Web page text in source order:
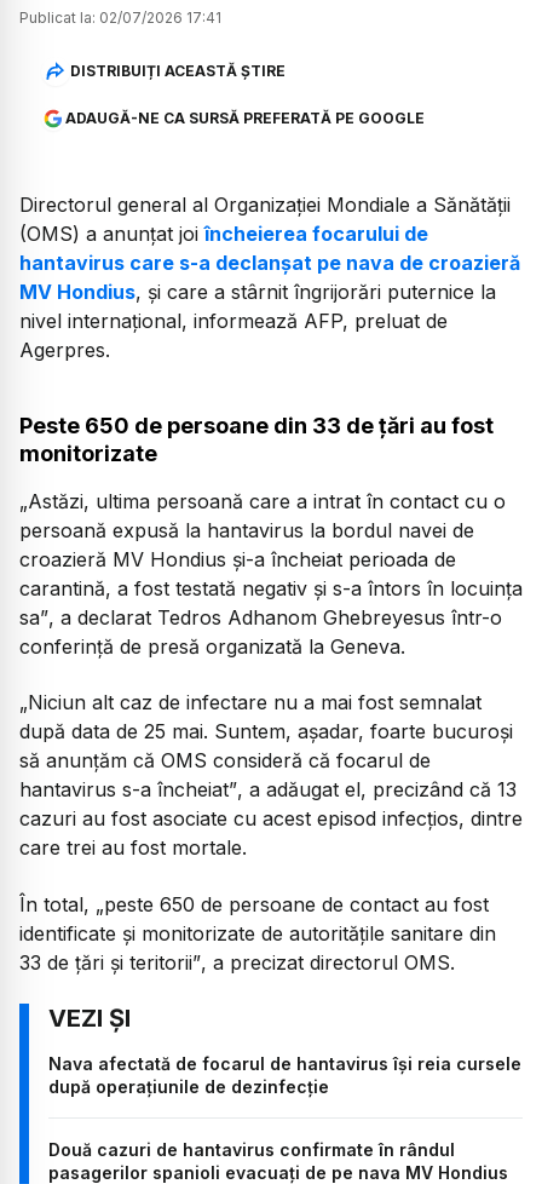
Publicat la: 02/07/2026 17:41
DISTRIBUIȚI ACEASTĂ ȘTIRE
ADAUGĂ-NE CA SURSĂ PREFERATĂ PE GOOGLE
Directorul general al Organizației Mondiale a Sănătății
(OMS) a anunțat joiîncheierea focarului de
hantavirus care s-a declanșat pe nava de croazieră
MV Hondius, și care a stârnit îngrijorări puternice la
nivel internațional, informează AFP, preluat de
Agerpres.
Peste 650 de persoane din 33 de țări au fost
monitorizate
„Astăzi, ultima persoană care a intrat în contact cu o
persoană expusă la hantavirus la bordul navei de
croazieră MV Hondius și-a încheiat perioada de
carantină, a fost testată negativ și s-a întors în locuința
sa”, a declarat Tedros Adhanom Ghebreyesus într-o
conferință de presă organizată la Geneva.
„Niciun alt caz de infectare nu a mai fost semnalat
după data de 25 mai. Suntem, așadar, foarte bucuroși
să anunțăm că OMS consideră că focarul de
hantavirus s-a încheiat”, a adăugat el, precizând că 13
cazuri au fost asociate cu acest episod infecțios, dintre
care trei au fost mortale.
În total, „peste 650 de persoane de contact au fost
identificate și monitorizate de autoritățile sanitare din
33 de țări și teritorii”, a precizat directorul OMS.
Nava afectată de focarul de hantavirus își reia cursele
după operațiunile de dezinfecție
Două cazuri de hantavirus confirmate în rândul
pasagerilor spanioli evacuați de pe nava MV Hondius